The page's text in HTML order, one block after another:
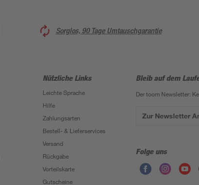
Sorglos, 90 Tage Umtauschgarantie
Nützliche Links
Leichte Sprache
Hilfe
Zahlungsarten
Bestell- & Lieferservices
Versand
Rückgabe
Vorteilskarte
Gutscheine
Bleib auf dem
Der toom Newsletter:
Zur Newsletter
Folge uns